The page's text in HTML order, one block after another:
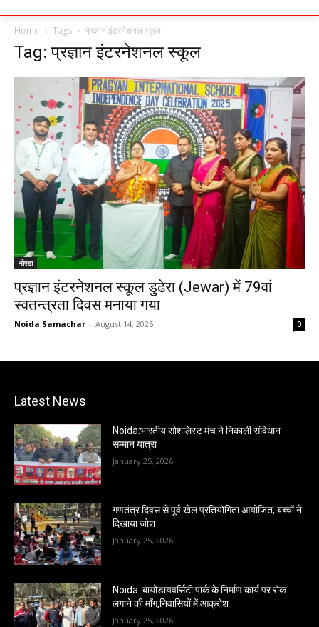
Home Tags प्रज्ञान इंटरनेशनल स्कूल
Tag: प्रज्ञान इंटरनेशनल स्कूल
नोएडा
प्रज्ञान इंटरनेशनल स्कूल डुढेरा (Jewar) में 79वां
स्वतन्त्रता दिवस मनाया गया
Noida Samachar - August 14, 2025 0
Latest News
Noida:भारतीय सोशलिस्ट मंच ने निकाली संविधान
सम्मान यात्रा
January 25, 2026
गणतंत्र दिवस से पूर्व खेल प्रतियोगिता आयोजित, बच्चों ने
दिखाया जोश
January 25, 2026
Noida :बायोडायवर्सिटी पार्क के निर्माण कार्य पर रोक
लगाने की माँग,निवासियों में आक्रोश
January 25, 2026